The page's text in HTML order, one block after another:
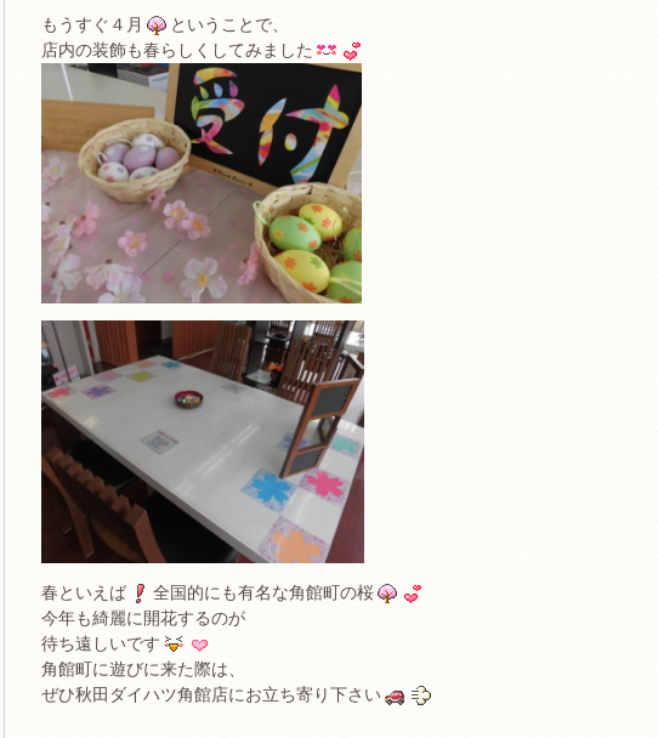
もうすぐ４月
ということで、
店内の装飾も春らしくしてみました
春といえば
全国的にも有名な角館町の桜
今年も綺麗に開花するのが
待ち遠しいです
角館町に遊びに来た際は、
ぜひ秋田ダイハツ角館店にお立ち寄り下さい